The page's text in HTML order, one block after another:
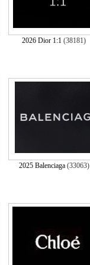
2026 Dior 1:1 (38181)
2025 Balenciaga(33063)